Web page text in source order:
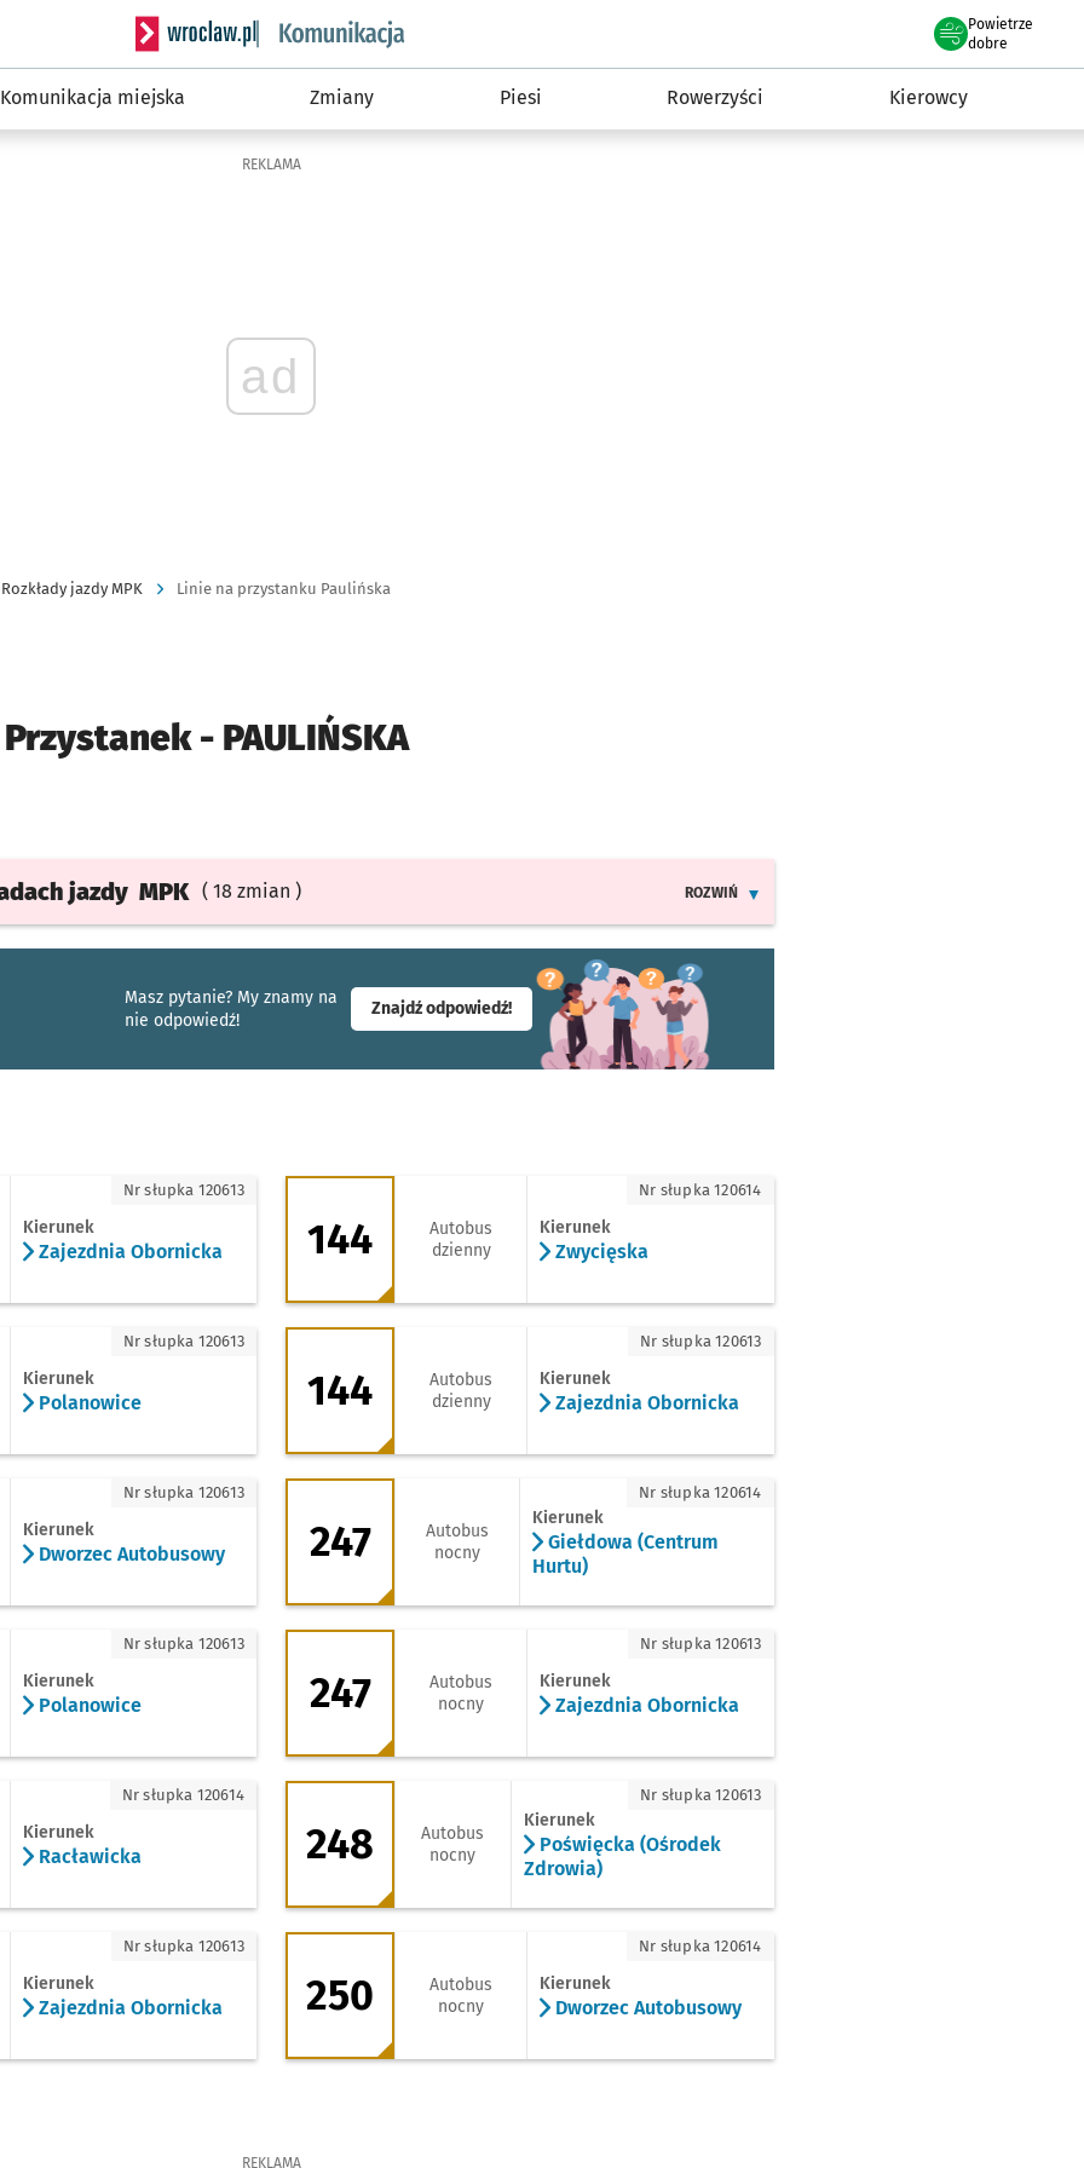
Serwis informacyjny wroclaw.pl podserwis: Komunikacja
Powietrze
we Wrocławiu
dobre
Komunikacja miejska Zmiany Piesi Rowerzyści Kierowcy
REKLAMA
ad
Rozkłady jazdy MPK Linie na przystanku Paulińska
Przystanek - PAULIŃSKA
jazdy MPK ( 18 zmian )
ROZWIŃ
Masz pytanie? My znamy na
nie odpowiedź!
Znajdź odpowiedź!- otworzy się w nowej karcie
Obornicka
Kierunek
Zajezdnia Obornicka
Nr słupka 120613 144 - kierunek Zwycięska
144
Autobus
dzienny
Kierunek
Zwycięska
Nr słupka 120614
Kierunek
Polanowice
Nr słupka 120613 144 - kierunek Zajezdnia Obornicka
144
Autobus
dzienny
Kierunek
Zajezdnia Obornicka
Nr słupka 120613
Autobusowy
Kierunek
Dworzec Autobusowy
Nr słupka 120613 247 - kierunek Giełdowa (Centrum Hurtu)
247
Autobus
nocny
Kierunek
Giełdowa (Centrum
Hurtu)
Nr słupka 120614
Kierunek
Polanowice
Nr słupka 120613 247 - kierunek Zajezdnia Obornicka
247
Autobus
nocny
Kierunek
Zajezdnia Obornicka
Nr słupka 120613
Kierunek
Racławicka
Nr słupka 120614 248 - kierunek Poświęcka (Ośrodek Zdrowia)
248
Autobus
nocny
Kierunek
Poświęcka (Ośrodek
Zdrowia)
Nr słupka 120613
Obornicka
Kierunek
Zajezdnia Obornicka
Nr słupka 120613 250 - kierunek Dworzec Autobusowy
250
Autobus
nocny
Kierunek
Dworzec Autobusowy
Nr słupka 120614
REKLAMA